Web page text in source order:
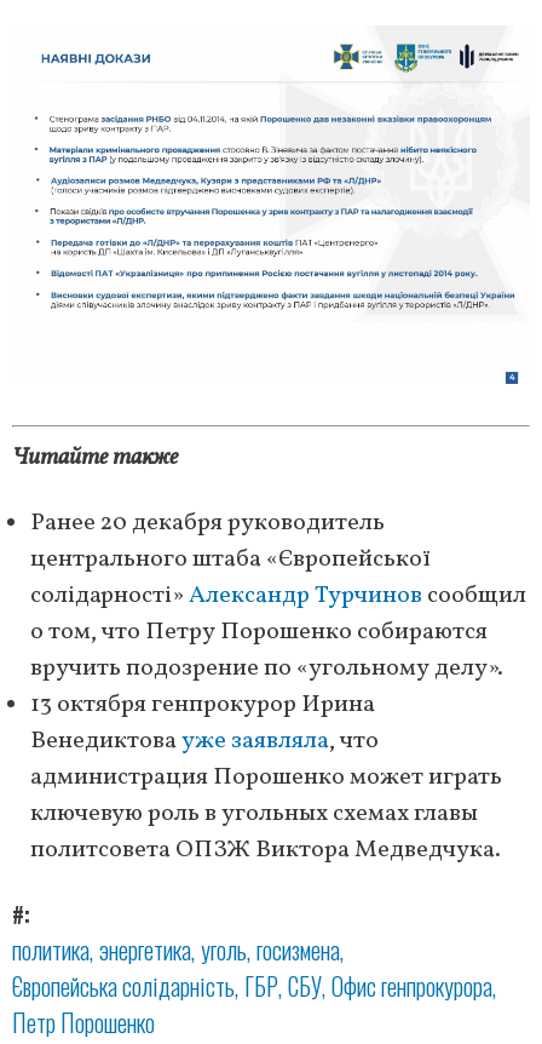
Читайте также
Ранее 20 декабря руководитель
центрального штаба «Європейської
солідарності»Александр Турчинов сообщил
о том, что Петру Порошенко собираются
вручить подозрение по «угольному делу».
13 октября генпрокурор Ирина
Венедиктовауже заявляла, что
администрация Порошенко может играть
ключевую роль в угольных схемах главы
политсовета ОПЗЖ Виктора Медведчука.
#
политика энергетика уголь госизмена
Європейська солідарність ГБР СБУ Офис генпрокурора
Петр Порошенко